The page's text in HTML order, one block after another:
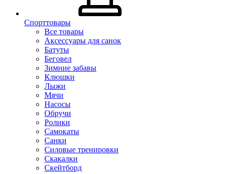
Спорттовары
Все товары
Аксессуары для санок
Батуты
Беговел
Зимние забавы
Клюшки
Лыжи
Мячи
Насосы
Обручи
Ролики
Самокаты
Санки
Силовые тренировки
Скакалки
Скейтборд